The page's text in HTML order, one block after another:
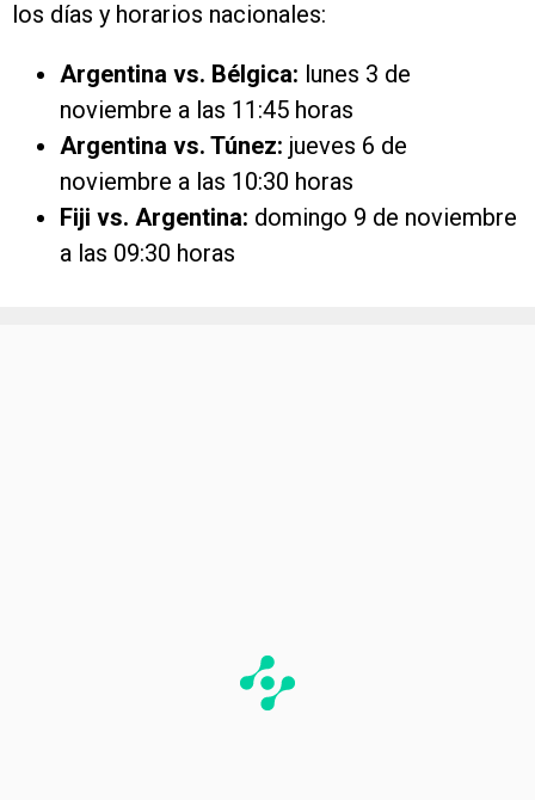
los días y horarios nacionales:
Argentina vs. Bélgica: lunes 3 de
noviembre a las 11:45 horas
Argentina vs. Túnez: jueves 6 de
noviembre a las 10:30 horas
Fiji vs. Argentina: domingo 9 de noviembre
a las 09:30 horas